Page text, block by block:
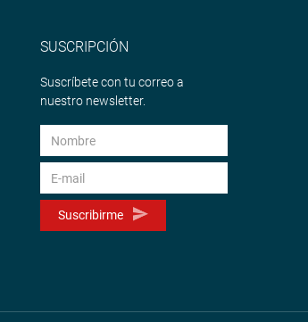
SUSCRIPCIÓN
Suscríbete con tu correo a
nuestro newsletter.
Suscribirme